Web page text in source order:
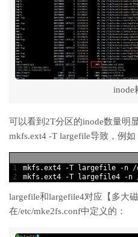
inode
可以看到2T分区的inode数量明
mkfs.ext4 -T largefile导致，例如
1
2
mkfs .ext4 -T largefile -n /
mkfs .ext4 -T largefile4 -n
largefile和largefile4对应【多大
在/etc/mke2fs.conf中定义的：